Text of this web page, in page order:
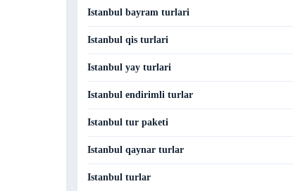
Istanbul bayram turlari
Istanbul qis turlari
Istanbul yay turlari
Istanbul endirimli turlar
Istanbul tur paketi
Istanbul qaynar turlar
Istanbul turlar